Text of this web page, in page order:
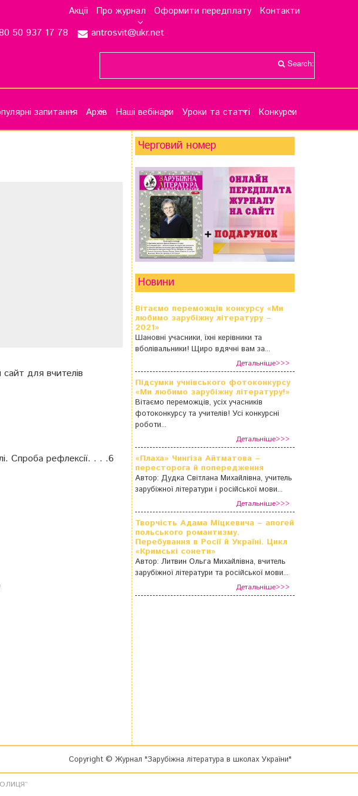
Акції Про журнал Оформити передплату Контакти
50 937 17 78 antrosvit@ukr.net
Search:
запитання Архів Наші вебінари Уроки та статті Конкурси
для вчителів
Спроба рефлексії. . . .6
Черговий номер
Новини
Вітаємо переможців конкурсу «Ми
любимо зарубіжну літературу –
2021»
Шановні учасники, їхні керівники та
вболівальники! Щиро вдячні вам за...
Детальніше>>>
Підсумки учнівського фотоконкурсу
«Ми любимо зарубіжну літературу!»
Вітаємо переможців, усіх учасників
фотоконкурсу та учителів! Усі конкурсні
роботи...
Детальніше>>>
«Плаха» Чингіза Айтматова –
пересторога й попередження
Автор: Дудка Світлана Михайлівна, учитель
зарубіжної літератури і російської мови...
Детальніше>>>
Творчість Адама Міцкевича – апогей
польського романтизму.
Перебування в Росії й Україні. Цикл
«Кримські сонети»
Автор: Литвин Ольга Михайлівна, вчитель
зарубіжної літератури та російської мови...
Детальніше>>>
Copyright © Журнал "Зарубіжна література в школах України"